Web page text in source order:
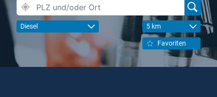
Diesel 5 km
Favoriten